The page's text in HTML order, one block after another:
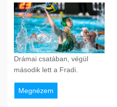
Drámai csatában, végül
második lett a Fradi.
Megnézem